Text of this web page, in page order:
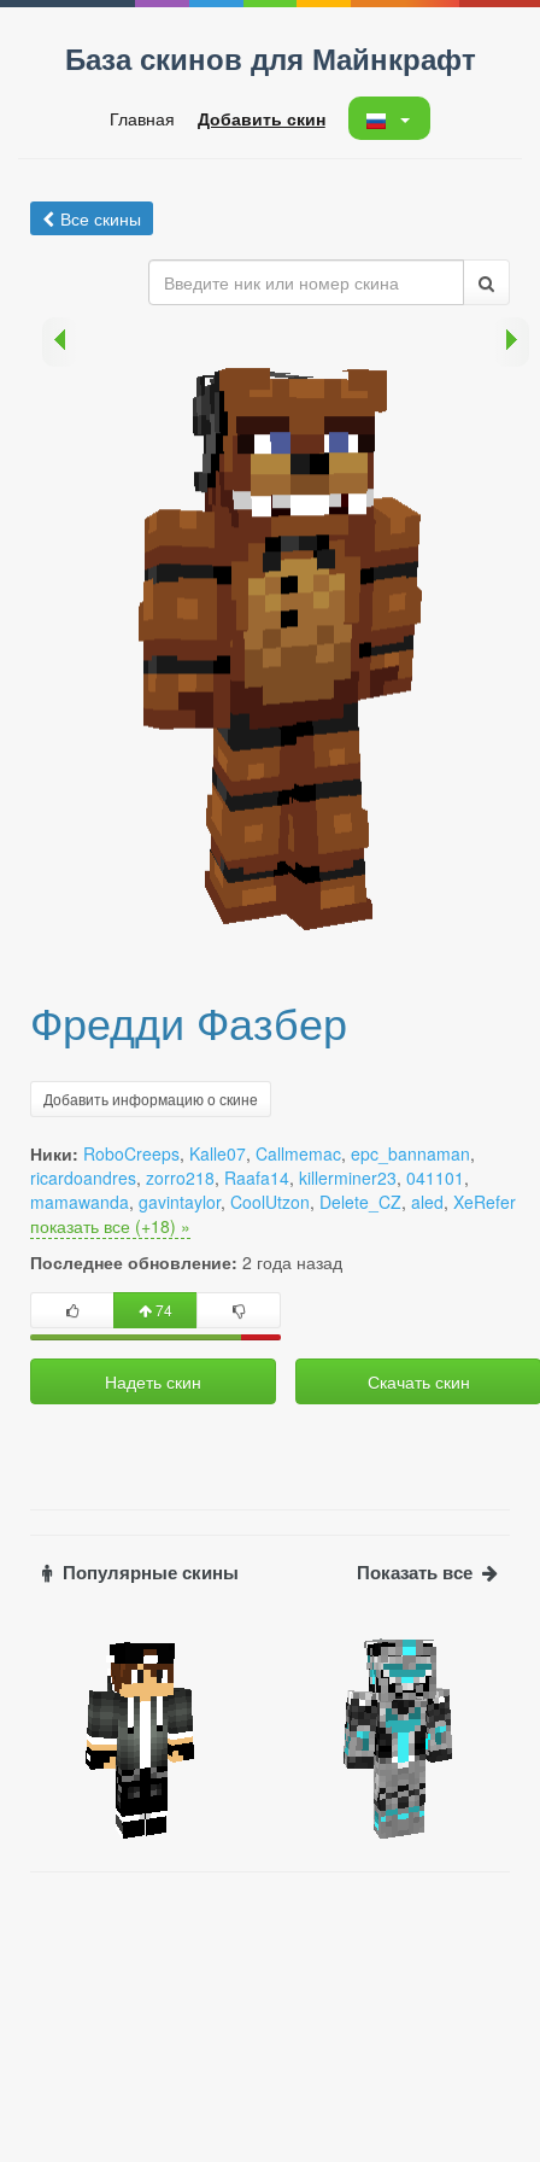
База скинов для Майнкрафт
Главная Добавить скин
Все скины
Фредди Фазбер
Добавить информацию о скине
Ники: RoboCreeps, Kalle07, Callmemac, epc_bannaman,
ricardoandres, zorro218, Raafa14, killerminer23, 041101 ,
mamawanda, gavintaylor, CoolUtzon, Delete_CZ, aled, XeRefer
показать все (+18) »
Последнее обновление: 2 года назад
74
Надеть скин Скачать скин
Популярные скины Показать все